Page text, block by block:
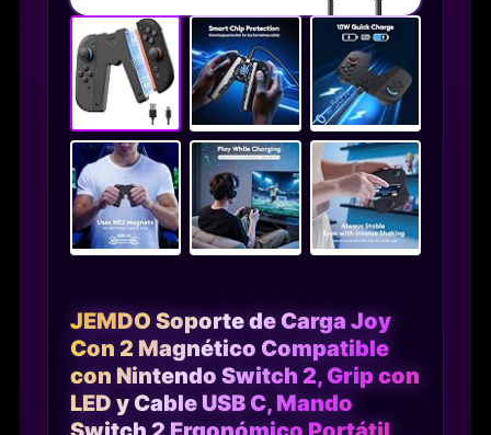
JEMDO Soporte de Carga Joy
Con 2 Magnético Compatible
con Nintendo Switch 2, Grip con
LED y Cable USB C, Mando